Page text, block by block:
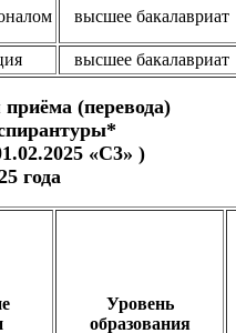
высшее бакалавриат
высшее бакалавриат
(перевода)
«С3» )
года
Уровень
образования